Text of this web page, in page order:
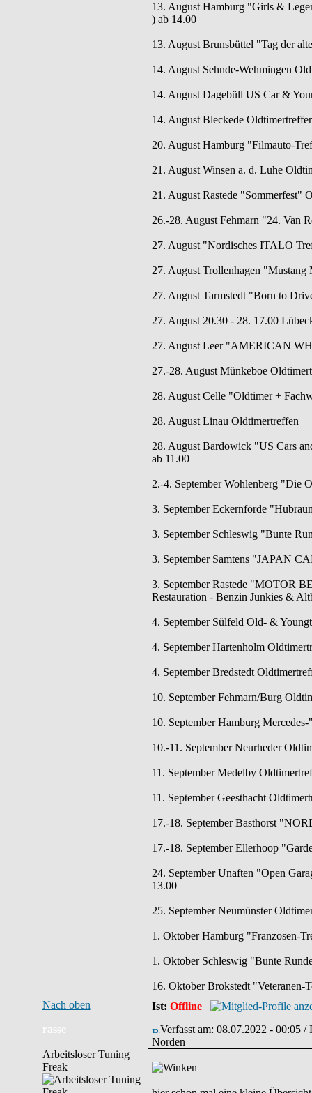
13. August Hamburg "Girls &
) ab 14.00
13. August Brunsbüttel "Tag der
14. August Sehnde-Wehmingen
14. August Dagebüll US Car &
14. August Bleckede
20. August Hamburg "Filmauto-
21. August Winsen a. d. Luhe
21. August Rastede "Sommerfest"
26.-28. August Fehmarn "24. Van
27. August "Nordisches ITALO
27. August Trollenhagen
27. August Tarmstedt "Born to
27. August 20.30 - 28. 17.00
27. August Leer "AMERICAN
27.-28. August Münkeboe
28. August Celle "Oldtimer +
28. August Linau Oldtimertreffen
28. August Bardowick "US Cars
ab 11.00
2.-4. September Wohlenberg "Die
3. September Eckernförde
3. September Schleswig "Bunte
3. September Samtens "JAPAN
3. September Rastede "MOTOR
Restauration - Benzin Junkies &
4. September Sülfeld Old- &
4. September Hartenholm
4. September Bredstedt
10. September Fehmarn/Burg
10. September Hamburg
10.-11. September Neurheder
11. September Medelby
11. September Geesthacht
17.-18. September Basthorst
17.-18. September Ellerhoop
24. September Unaften "Open
13.00
25. September Neumünster
1. Oktober Hamburg "Franzosen-
1. Oktober Schleswig "Bunte
16. Oktober Brokstedt "Veteranen-
Nach oben
Ist: Offline
rasse
Arbeitsloser Tuning
Freak
Verfasst am: 08.07.2022 - 00:05 /
Norden